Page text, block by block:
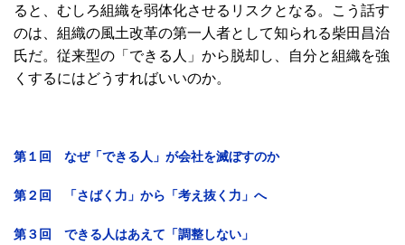
ると、むしろ組織を弱体化させるリスクとなる。こう話す
のは、組織の風土改革の第一人者として知られる柴田昌治
氏だ。従来型の「できる人」から脱却し、自分と組織を強
くするにはどうすればいいのか。
第１回 なぜ「できる人」が会社を滅ぼすのか
第２回 「さばく力」から「考え抜く力」へ
第３回 できる人はあえて「調整しない」